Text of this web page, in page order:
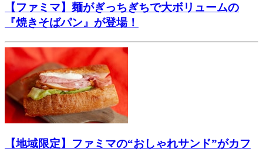
【ファミマ】麺がぎっちぎちで大ボリュームの
『焼きそばパン』が登場！
【地域限定】ファミマの“おしゃれサンド”がカフ